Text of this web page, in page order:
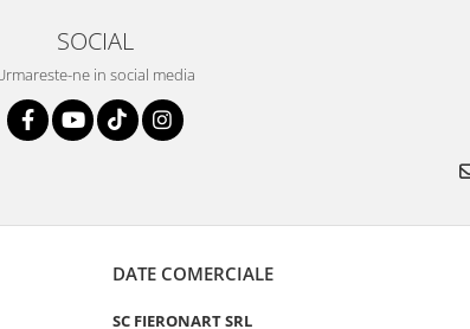
SOCIAL
ne in social media
DATE COMERCIALE
SC FIERONART SRL